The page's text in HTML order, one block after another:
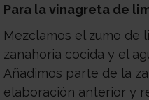
Para la vinagreta de
Mezclamos el zumo de
zanahoria cocida y el
Añadimos parte de la
elaboración anterior y